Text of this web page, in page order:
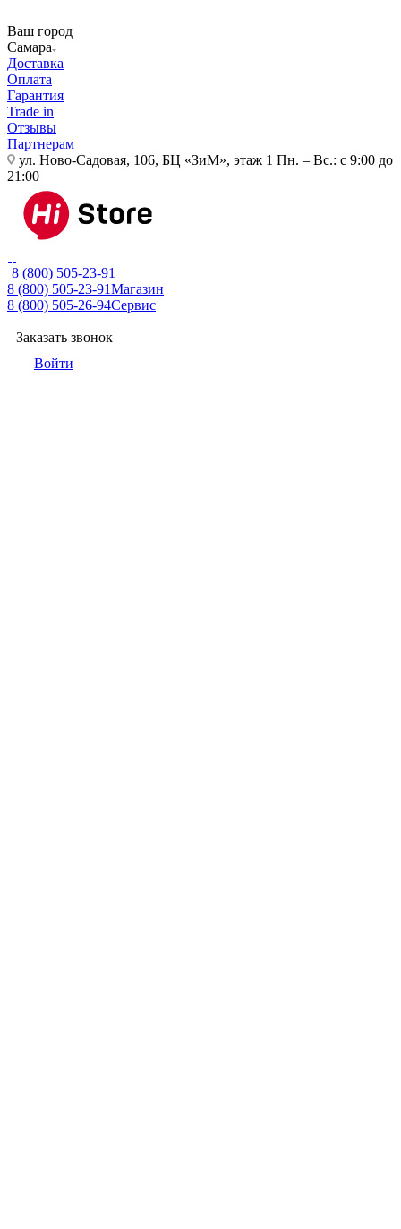
Ваш город
Самара
Доставка
Оплата
Гарантия
Trade in
Отзывы
Партнерам
ул. Ново-Садовая, 106, БЦ «ЗиМ», этаж 1 Пн. – Вс.: с 9:00 до
21:00
8 (800) 505-23-91
8 (800) 505-23-91Магазин
8 (800) 505-26-94Сервис
Заказать звонок
Войти